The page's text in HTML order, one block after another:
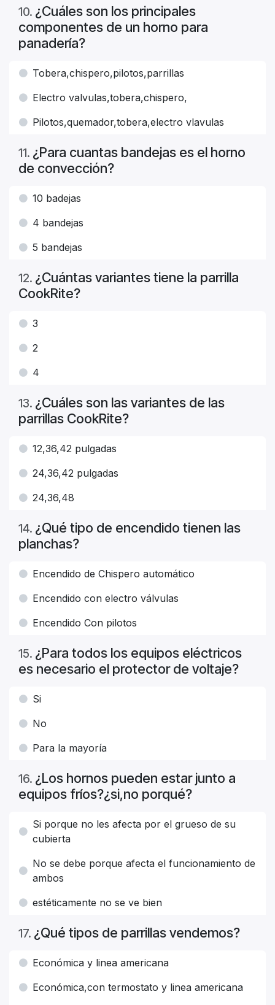
10. ¿Cuáles son los principales
componentes de un horno para
panadería?
Tobera,chispero,pilotos,parrillas
Electro valvulas,tobera,chispero,
Pilotos,quemador,tobera,electro vlavulas
11. ¿Para cuantas bandejas es el horno
de convección?
10 badejas
4 bandejas
5 bandejas
12. ¿Cuántas variantes tiene la parrilla
CookRite?
3
2
4
13. ¿Cuáles son las variantes de las
parrillas CookRite?
12,36,42 pulgadas
24,36,42 pulgadas
24,36,48
14. ¿Qué tipo de encendido tienen las
planchas?
Encendido de Chispero automático
Encendido con electro válvulas
Encendido Con pilotos
15. ¿Para todos los equipos eléctricos
es necesario el protector de voltaje?
Si
No
Para la mayoría
16. ¿Los hornos pueden estar junto a
equipos fríos?¿si,no porqué?
Si porque no les afecta por el grueso de su
cubierta
No se debe porque afecta el funcionamiento de
ambos
estéticamente no se ve bien
17. ¿Qué tipos de parrillas vendemos?
Económica y linea americana
Económica,con termostato y linea americana